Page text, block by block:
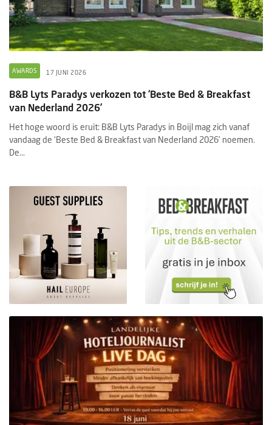
AWARDS 17 JUNI 2026
B&B Lyts Paradys verkozen tot ‘Beste Bed & Breakfast
van Nederland 2026’
Het hoge woord is eruit: B&B Lyts Paradys in Boijl mag zich vanaf
vandaag de ‘Beste Bed & Breakfast van Nederland 2026’ noemen.
De...